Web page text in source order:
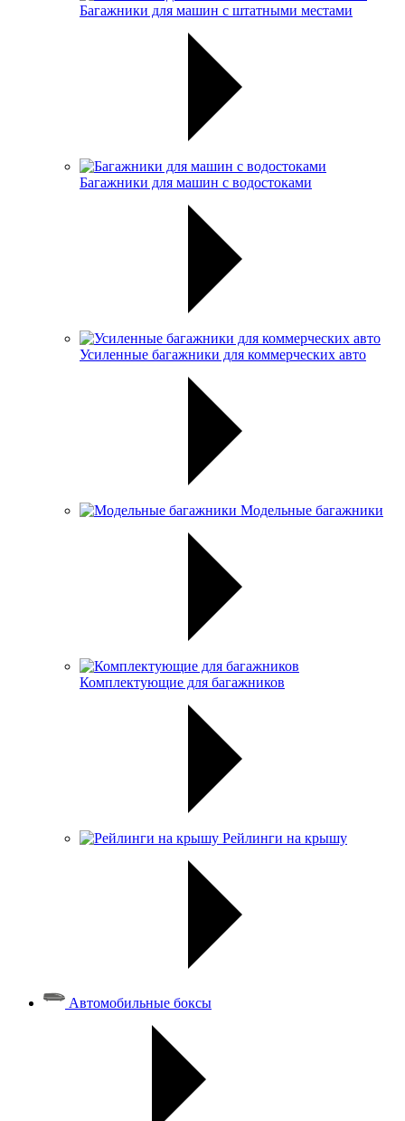
Багажники для машин с штатными местами
Багажники для машин с водостоками
Усиленные багажники для коммерческих авто
Модельные багажники
Комплектующие для багажников
Рейлинги на крышу
Автомобильные боксы